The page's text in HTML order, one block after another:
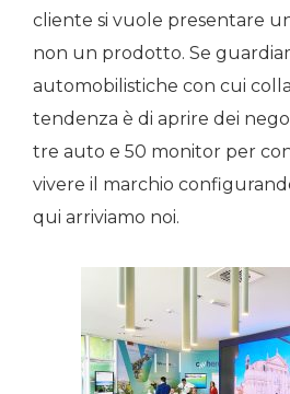
cliente si vuole presentare
non un prodotto. Se
automobilistiche con cui
tendenza è di aprire dei
tre auto e 50 monitor per
vivere il marchio
qui arriviamo noi.